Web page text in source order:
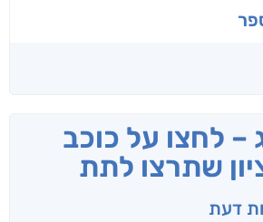
– לחצו על כוכב
שתרצו לתת
דעת